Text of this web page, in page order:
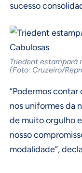
sucesso
Triedent estampará
(Foto: Cruzeiro/
“Podermos contar
nos uniformes da
de muito orgulho
nosso
modalidade”,